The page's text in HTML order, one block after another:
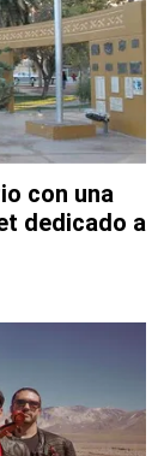
con una
dedicado a